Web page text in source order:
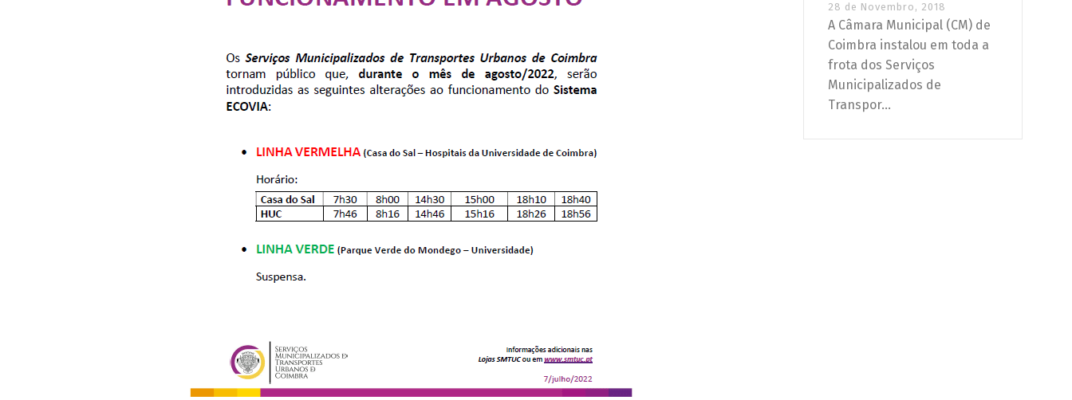
28 de Novembro, 2018
A Câmara Municipal (CM) de
Coimbra instalou em toda a
frota dos Serviços
Municipalizados de
Transpor...